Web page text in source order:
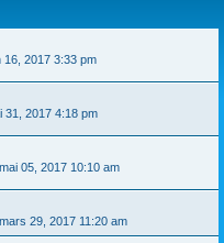
16, 2017 3:33 pm
31, 2017 4:18 pm
05, 2017 10:10 am
29, 2017 11:20 am